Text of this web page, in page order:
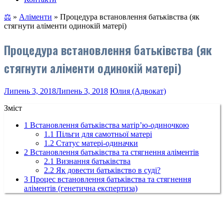
⚖ » Аліменти » Процедура встановлення батьківства (як
стягнути аліменти одинокій матері)
Процедура встановлення батьківства (як
стягнути аліменти одинокій матері)
Липень 3, 2018Липень 3, 2018 Юлия (Адвокат)
Зміст
1 Встановлення батьківства матір’ю-одиночкою
1.1 Пільги для самотньої матері
1.2 Статус матері-одиначки
2 Встановлення батьківства та стягнення аліментів
2.1 Визнання батьківства
2.2 Як довести батьківство в суді?
3 Процес встановлення батьківства та стягнення
аліментів (генетична експертиза)